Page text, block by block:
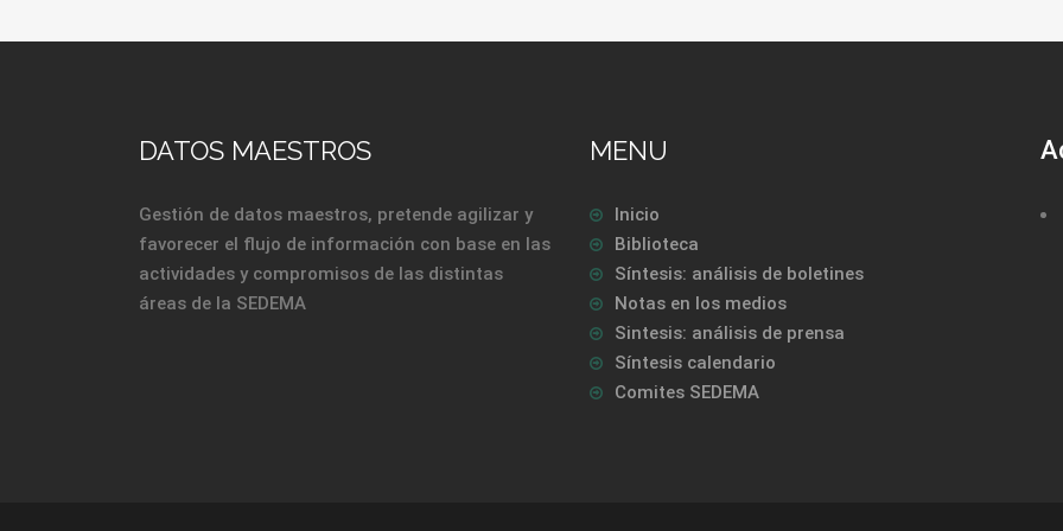
DATOS MAESTROS
Gestión de datos maestros, pretende agilizar y
favorecer el flujo de información con base en las
actividades y compromisos de las distintas
áreas de la SEDEMA
MENU
Inicio
Biblioteca
Síntesis: análisis de boletines
Notas en los medios
Sintesis: análisis de prensa
Síntesis calendario
Comites SEDEMA